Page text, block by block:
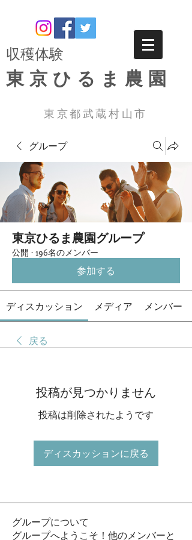
​収穫体験
東京ひるま農園
東京都武蔵村山市
グループ
東京ひるま農園グループ
公開 · 196名のメンバー
参加する
ディスカッション メディア メンバー
戻る
投稿が見つかりません
投稿は削除されたようです
ディスカッションに戻る
グループについて
グループへようこそ！他のメンバーと